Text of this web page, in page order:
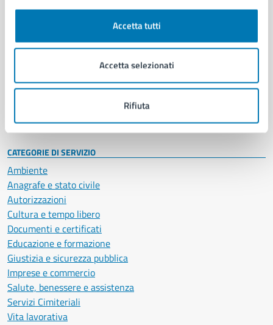
Accetta tutti
Accetta selezionati
Rifiuta
Organi di governo
Enti e fondazioni
Personale amministrativo
Intranet, posta aziendale e protocollo
CATEGORIE DI SERVIZIO
Ambiente
Anagrafe e stato civile
Autorizzazioni
Cultura e tempo libero
Documenti e certificati
Educazione e formazione
Giustizia e sicurezza pubblica
Imprese e commercio
Salute, benessere e assistenza
Servizi Cimiteriali
Vita lavorativa